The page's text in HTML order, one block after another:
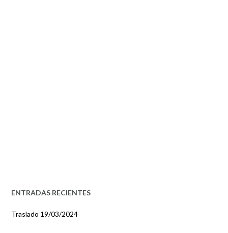
ENTRADAS RECIENTES
Traslado 19/03/2024